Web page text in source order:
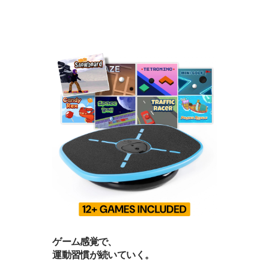
ゲーム感覚で、
運動習慣が続いていく。